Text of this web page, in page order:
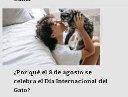
¿Por qué el 8 de agosto se
celebra el Día Internacional del
Gato?